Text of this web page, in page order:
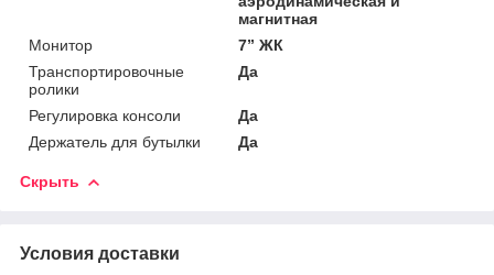
магнитная
Монитор
7” ЖК
Транспортировочные
ролики
Да
Регулировка консоли
Да
Держатель для бутылки
Да
Скрыть
Условия доставки